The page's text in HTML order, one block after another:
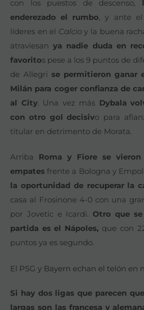
con los puestos de descenso,
enderezado el rumbo, y ante el
líderes en el Calcioy la buena
atraviesanya nadie duda en
favoritos pese a los 9 puntos de
de Allegri se permitieron ganar
Milán para coger confianza de
al City. Una vez más Dybala
con otro gol decisivo para
titular en detrimento de Morata.
Arriba Roma y Fiore se vieron
empates frente a Bologna y
la oportunidad de recuperar la
casa al Frosinone 4-0 con una
por Jovetic e Icardi. Otro que
partida es el Nápoles, que con
puntos ya es segundo.
El PSG y Bayern echan el telón en
Si hay dos ligas que parecen
largas son las francesa y